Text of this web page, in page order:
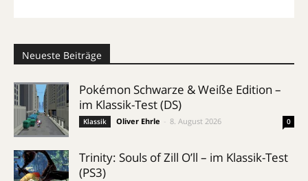
Neueste Beiträge
Pokémon Schwarze & Weiße Edition –
im Klassik-Test (DS)
Klassik Oliver Ehrle 8. August 2026 0
Trinity: Souls of Zill O’ll – im Klassik-Test
(PS3)